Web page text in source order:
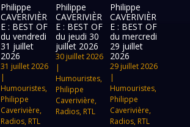
Philippe
CAVERIVIÈR
E : BEST OF
du vendredi
31 juillet
2026
31 juillet 2026
|
Humouristes,
Philippe
Caverivière,
Radios, RTL
Philippe
CAVERIVIÈR
E : BEST OF
du jeudi 30
juillet 2026
30 juillet 2026
|
Humouristes,
Philippe
Caverivière,
Radios, RTL
Philippe
CAVERIVIÈR
E : BEST OF
du mercredi
29 juillet
2026
29 juillet 2026
|
Humouristes,
Philippe
Caverivière,
Radios, RTL